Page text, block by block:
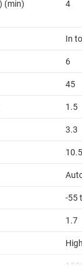
(min)
4
In
6
45
1.5
3.3
10.5
-55
1.7